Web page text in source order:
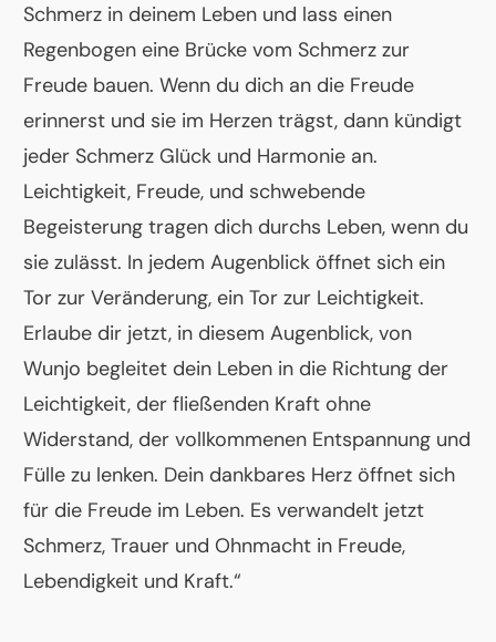
Schmerz in deinem Leben und lass einen
Regenbogen eine Brücke vom Schmerz zur
Freude bauen. Wenn du dich an die Freude
erinnerst und sie im Herzen trägst, dann kündigt
jeder Schmerz Glück und Harmonie an.
Leichtigkeit, Freude, und schwebende
Begeisterung tragen dich durchs Leben, wenn du
sie zulässt. In jedem Augenblick öffnet sich ein
Tor zur Veränderung, ein Tor zur Leichtigkeit.
Erlaube dir jetzt, in diesem Augenblick, von
Wunjo begleitet dein Leben in die Richtung der
Leichtigkeit, der fließenden Kraft ohne
Widerstand, der vollkommenen Entspannung und
Fülle zu lenken. Dein dankbares Herz öffnet sich
für die Freude im Leben. Es verwandelt jetzt
Schmerz, Trauer und Ohnmacht in Freude,
Lebendigkeit und Kraft.“